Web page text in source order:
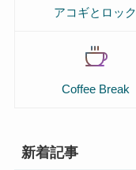
アコギとロック
Coffee Break
新着記事